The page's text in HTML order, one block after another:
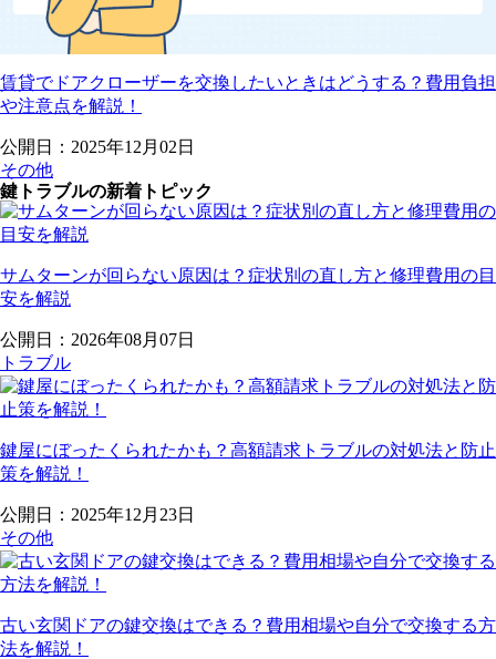
賃貸でドアクローザーを交換したいときはどうする？費用負担
や注意点を解説！
公開日：2025年12月02日
その他
鍵トラブルの新着トピック
サムターンが回らない原因は？症状別の直し方と修理費用の目
安を解説
公開日：2026年08月07日
トラブル
鍵屋にぼったくられたかも？高額請求トラブルの対処法と防止
策を解説！
公開日：2025年12月23日
その他
古い玄関ドアの鍵交換はできる？費用相場や自分で交換する方
法を解説！